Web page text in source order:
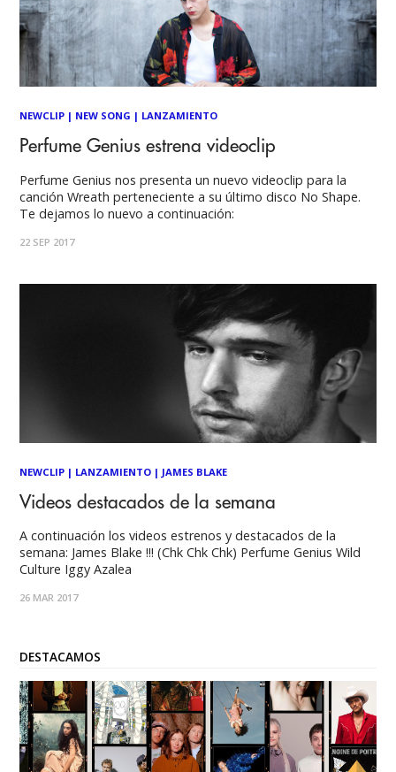
NEWCLIP | NEW SONG | LANZAMIENTO
Perfume Genius estrena videoclip
Perfume Genius nos presenta un nuevo videoclip para la
canción Wreath perteneciente a su último disco No Shape.
Te dejamos lo nuevo a continuación:
22 SEP 2017
NEWCLIP | LANZAMIENTO | JAMES BLAKE
Videos destacados de la semana
A continuación los videos estrenos y destacados de la
semana: James Blake !!! (Chk Chk Chk) Perfume Genius Wild
Culture Iggy Azalea
26 MAR 2017
DESTACAMOS